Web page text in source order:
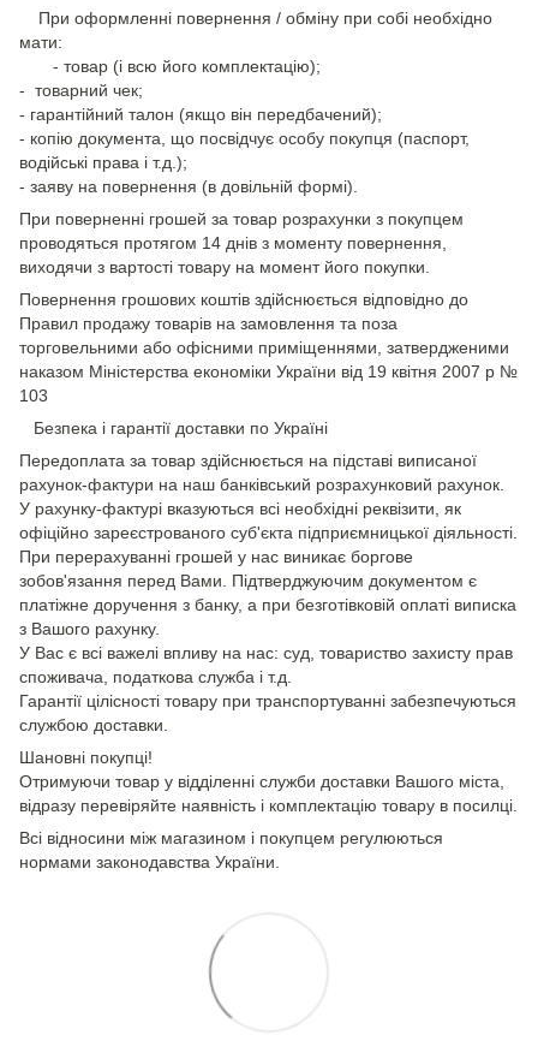
При оформленні повернення / обміну при собі необхідно
мати:
- товар (і всю його комплектацію);
- товарний чек;
- гарантійний талон (якщо він передбачений);
- копію документа, що посвідчує особу покупця (паспорт,
водійські права і т.д.);
- заяву на повернення (в довільній формі).
При поверненні грошей за товар розрахунки з покупцем
проводяться протягом 14 днів з моменту повернення,
виходячи з вартості товару на момент його покупки.
Повернення грошових коштів здійснюється відповідно до
Правил продажу товарів на замовлення та поза
торговельними або офісними приміщеннями, затвердженими
наказом Міністерства економіки України від 19 квітня 2007 р №
103
Безпека і гарантії доставки по Україні
Передоплата за товар здійснюється на підставі виписаної
рахунок-фактури на наш банківський розрахунковий рахунок.
У рахунку-фактурі вказуються всі необхідні реквізити, як
офіційно зареєстрованого суб'єкта підприємницької діяльності.
При перерахуванні грошей у нас виникає боргове
зобов'язання перед Вами. Підтверджуючим документом є
платіжне доручення з банку, а при безготівковій оплаті виписка
з Вашого рахунку.
У Вас є всі важелі впливу на нас: суд, товариство захисту прав
споживача, податкова служба і т.д.
Гарантії цілісності товару при транспортуванні забезпечуються
службою доставки.
Шановні покупці!
Отримуючи товар у відділенні служби доставки Вашого міста,
відразу перевіряйте наявність і комплектацію товару в посилці.
Всі відносини між магазином і покупцем регулюються
нормами законодавства України.